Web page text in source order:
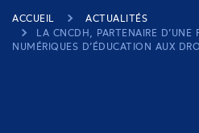
ACCUEIL
ACTUALITÉS
LA CNCDH, PARTENAIRE
NUMÉRIQUES D’ÉDUCATION AUX